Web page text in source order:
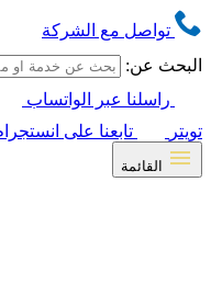
تواصل مع الشركة
البحث عن:
راسلنا عبر الواتساب
تويتر
تابعنا على
القائمة